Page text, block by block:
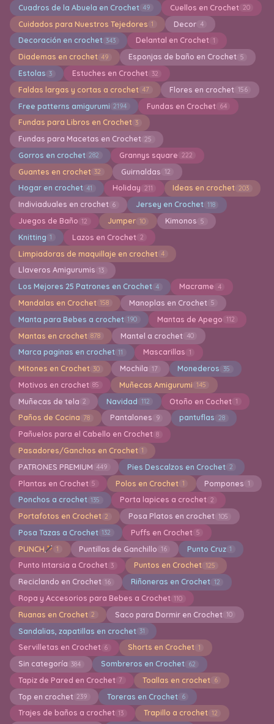
Cuadros de la Abuela en Crochet 49 Cuellos en Crochet 20
Cuidados para Nuestros Tejedores 1 Decor 4
Decoración en crochet 343 Delantal en Crochet 1
Diademas en crochet 49 Esponjas de baño en Crochet 5
Estolas 3 Estuches en Crochet 32
Faldas largas y cortas a crochet 47 Flores en crochet 156
Free patterns amigurumi 2194 Fundas en Crochet 64
Fundas para Libros en Crochet 3
Fundas para Macetas en Crochet 25
Gorros en crochet 282 Grannys square 222
Guantes en crochet 32 Guirnaldas 12
Hogar en crochet 41 Holiday 211 Ideas en crochet 203
Indiviaduales en crochet 6 Jersey en Crochet 118
Juegos de Baño 12 Jumper 10 Kimonos 5
Knitting 1 Lazos en Crochet 2
Limpiadoras de maquillaje en crochet 4
Llaveros Amigurumis 13
Los Mejores 25 Patrones en Crochet 4 Macrame 4
Mandalas en Crochet 158 Manoplas en Crochet 5
Manta para Bebes a crochet 190 Mantas de Apego 112
Mantas en crochet 878 Mantel a crochet 40
Marca paginas en crochet 11 Mascarillas 1
Mitones en Crochet 30 Mochila 17 Monederos 35
Motivos en crochet 85 Muñecas Amigurumi 145
Muñecas de tela 2 Navidad 112 Otoño en Cochet 1
Paños de Cocina 78 Pantalones 9 pantuflas 28
Pañuelos para el Cabello en Crochet 8
Pasadores/Ganchos en Crochet 1
PATRONES PREMIUM 449 Pies Descalzos en Crochet 2
Plantas en Crochet 5 Polos en Crochet 1 Pompones 1
Ponchos a crochet 135 Porta lapices a crochet 2
Portafotos en Crochet 2 Posa Platos en crochet 105
Posa Tazas a Crochet 132 Puffs en Crochet 5
PUNCH 1 Puntillas de Ganchillo 16 Punto Cruz 1
Punto Intarsia a Crochet 3 Puntos en Crochet 125
Reciclando en Crochet 16 Riñoneras en Crochet 12
Ropa y Accesorios para Bebes a Crochet 110
Ruanas en Crochet 2 Saco para Dormir en Crochet 10
Sandalias, zapatillas en crochet 31
Servilletas en Crochet 6 Shorts en Crochet 1
Sin categoría 384 Sombreros en Crochet 62
Tapiz de Pared en Crochet 7 Toallas en crochet 6
Top en crochet 239 Toreras en Crochet 6
Trajes de baños a crochet 13 Trapillo a crochet 12